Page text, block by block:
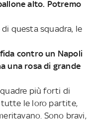
alto. Potremo
questa squadra, le
contro un Napoli
una rosa di grande
più forti di
le loro partite,
Sono bravi,